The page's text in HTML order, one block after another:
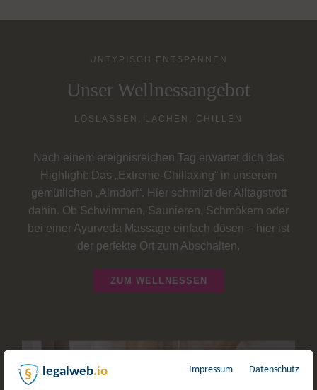
UNTYPISCH ENTSPANNEN
Unser Wellnessangebot
LOSLASSEN, LACHEN, CHILLEN
Nach einem ereignisreichen Tag erwartet dich das
Highlight: Das „Extreme-Chillaxing“ in unserem
gemütlichen „Almdorf“. Hier schmilzt der Alltagstrott
dahin. Ob Schwimmen, Saunieren, Schmökern oder
bei einer Ayurveda Massage einfach dösen – hier ist
der perfekte Ort zum Abschalten.
ZUM WELLNESSEN
legalweb.io Impressum Datenschutz